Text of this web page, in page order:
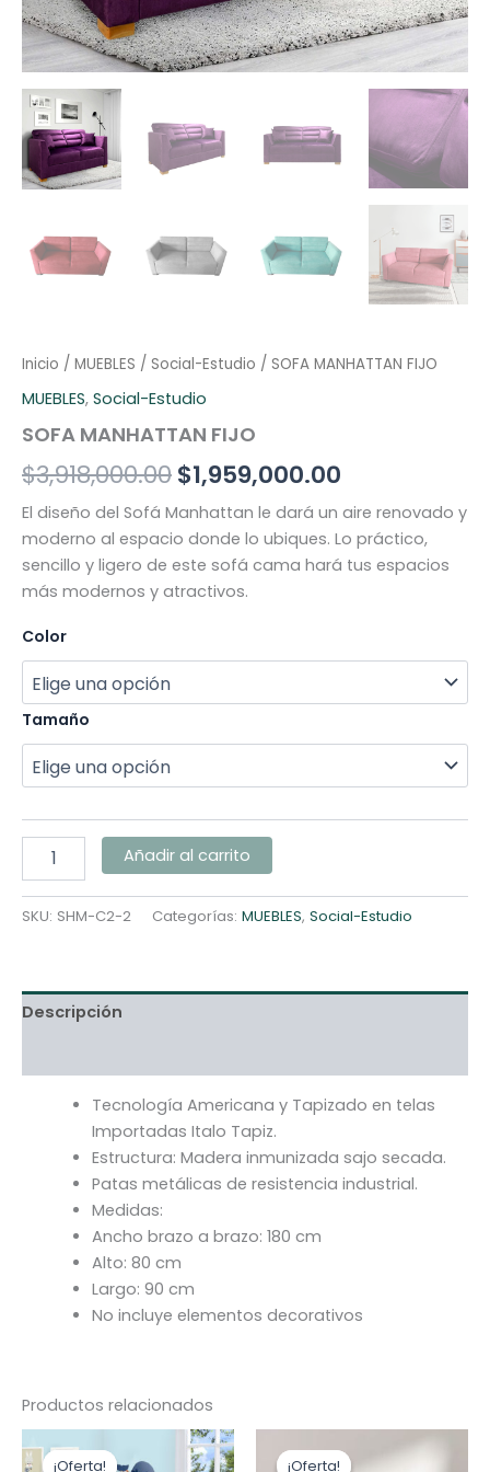
Inicio / MUEBLES / Social-Estudio / SOFA MANHATTAN FIJO
MUEBLES, Social-Estudio
SOFA MANHATTAN FIJO
$3,918,000.00$1,959,000.00
El diseño del Sofá Manhattan le dará un aire renovado y
moderno al espacio donde lo ubiques. Lo práctico,
sencillo y ligero de este sofá cama hará tus espacios
más modernos y atractivos.
Color
Tamaño
Añadir al carrito
SKU: SHM-C2-2 Categorías: MUEBLES, Social-Estudio
Descripción
Tecnología Americana y Tapizado en telas
Importadas Italo Tapiz.
Estructura: Madera inmunizada sajo secada.
Patas metálicas de resistencia industrial.
Medidas:
Ancho brazo a brazo: 180 cm
Alto: 80 cm
Largo: 90 cm
No incluye elementos decorativos
Productos relacionados
¡Oferta!
¡Oferta!
de
Este
¡Oferta!
¡Oferta!
precio